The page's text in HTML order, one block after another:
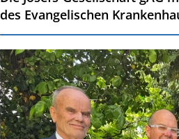
des Evangelischen